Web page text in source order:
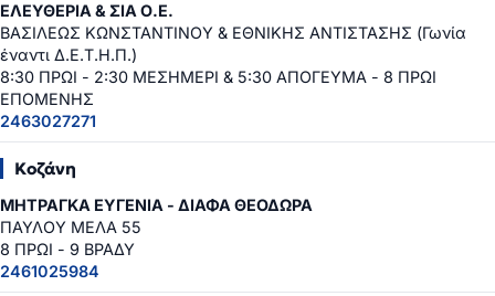
ΕΛΕΥΘΕΡΙΑ & ΣΙΑ Ο.Ε.
ΒΑΣΙΛΕΩΣ ΚΩΝΣΤΑΝΤΙΝΟΥ & ΕΘΝΙΚΗΣ ΑΝΤΙΣΤΑΣΗΣ (Γωνία
έναντι Δ.Ε.Τ.Η.Π.)
8:30 ΠΡΩΙ - 2:30 ΜΕΣΗΜΕΡΙ & 5:30 ΑΠΟΓΕΥΜΑ - 8 ΠΡΩΙ
ΕΠΟΜΕΝΗΣ
2463027271
Κοζάνη
ΜΗΤΡΑΓΚΑ ΕΥΓΕΝΙΑ - ΔΙΑΦΑ ΘΕΟΔΩΡΑ
ΠΑΥΛΟΥ ΜΕΛΑ 55
8 ΠΡΩΙ - 9 ΒΡΑΔΥ
2461025984